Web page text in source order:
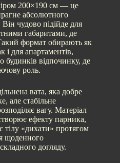
200×190 см — це
абсолютного
чудово підійде для
габаритами, де
формат обирають як
і для апартаментів,
будинків відпочинку, де
роль.
вата, яка добре
але стабільне
вагу. Матеріал
ефекту парника,
тілу «дихати» протягом
щоденного
догляду.